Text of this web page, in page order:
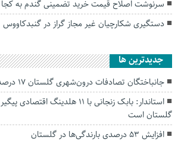
سرنوشت اصلاح قیمت خرید تضمینی گندم به
دستگیری شکارچیان غیر مجاز گراز در گنبدکاووس
جديدترين ها
جانباختگان تصادفات درون‌شهری گلستان ۱۷ درصد کاهش یافت
استاندار: بابک زنجانی با ۱۱ هلدینگ
گلستان است
افزایش ۵۳ درصدی بارندگی‌ها در گلستان